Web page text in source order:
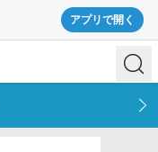
アプリで開く